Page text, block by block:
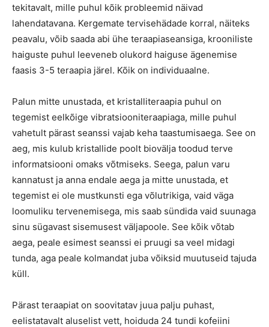
tekitavalt, mille puhul kõik probleemid näivad
lahendatavana. Kergemate tervisehädade korral, näiteks
peavalu, võib saada abi ühe teraapiaseansiga, krooniliste
haiguste puhul leeveneb olukord haiguse ägenemise
faasis 3-5 teraapia järel. Kõik on individuaalne.
Palun mitte unustada, et kristalliteraapia puhul on
tegemist eelkõige vibratsiooniteraapiaga, mille puhul
vahetult pärast seanssi vajab keha taastumisaega. See on
aeg, mis kulub kristallide poolt biovälja toodud terve
informatsiooni omaks võtmiseks. Seega, palun varu
kannatust ja anna endale aega ja mitte unustada, et
tegemist ei ole mustkunsti ega võlutrikiga, vaid väga
loomuliku tervenemisega, mis saab sündida vaid suunaga
sinu sügavast sisemusest väljapoole. See kõik võtab
aega, peale esimest seanssi ei pruugi sa veel midagi
tunda, aga peale kolmandat juba võiksid muutuseid tajuda
küll.
Pärast teraapiat on soovitatav juua palju puhast,
eelistatavalt aluselist vett, hoiduda 24 tundi kofeiini